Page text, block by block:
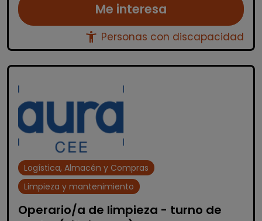
Me interesa
accessibility_new Personas con discapacidad
Logística, Almacén y Compras
Limpieza y mantenimiento
Operario/a de limpieza - turno de